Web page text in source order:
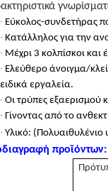
· Εύκολος-συνδετήρας
· Κατάλληλος για την
· Μέχρι 3 κολπίσκοι και
· Ελεύθερο άνοιγμα/
ειδικά εργαλεία.
· Οι τρύπες εξαερισμού
· Γίνοντας από το
· Υλικό:
προϊόντων: